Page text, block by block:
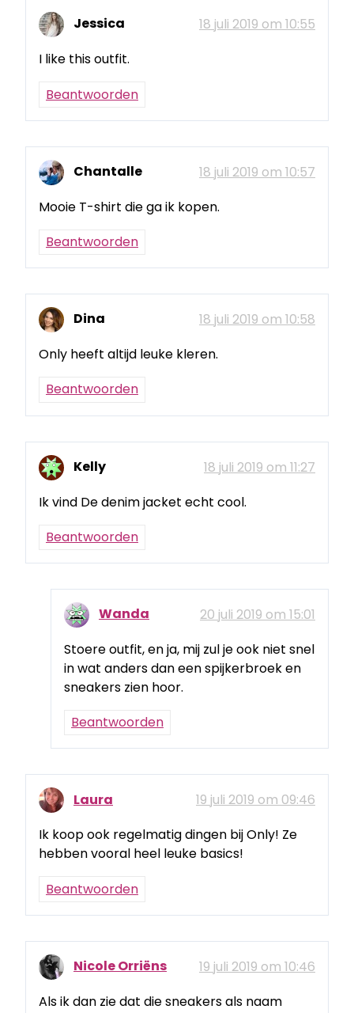
Jessica
18 juli 2019 om 10:55
I like this outfit.
Beantwoorden
Chantalle
18 juli 2019 om 10:57
Mooie T-shirt die ga ik kopen.
Beantwoorden
Dina
18 juli 2019 om 10:58
Only heeft altijd leuke kleren.
Beantwoorden
Kelly
18 juli 2019 om 11:27
Ik vind De denim jacket echt cool.
Beantwoorden
Wanda
20 juli 2019 om 15:01
Stoere outfit, en ja, mij zul je ook niet snel
in wat anders dan een spijkerbroek en
sneakers zien hoor.
Beantwoorden
Laura
19 juli 2019 om 09:46
Ik koop ook regelmatig dingen bij Only! Ze
hebben vooral heel leuke basics!
Beantwoorden
Nicole Orriëns
19 juli 2019 om 10:46
Als ik dan zie dat die sneakers als naam